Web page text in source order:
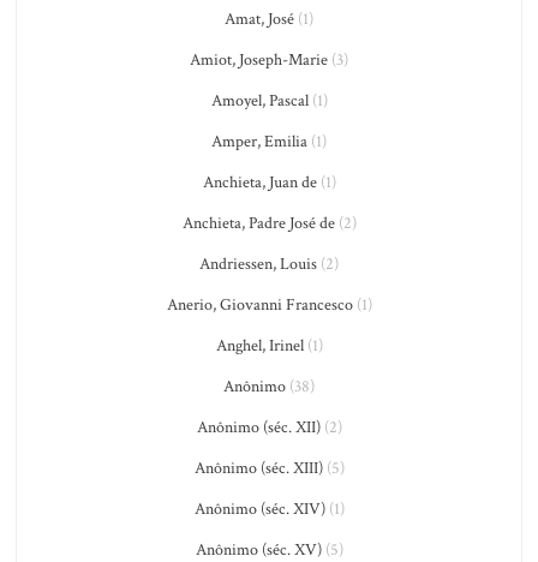
Amat, José (1)
Amiot, Joseph-Marie (3)
Amoyel, Pascal(1)
Amper, Emilia (1)
Anchieta, Juan de(1)
Anchieta, Padre José de(2)
Andriessen, Louis (2)
Anerio, Giovanni Francesco(1)
Anghel, Irinel(1)
Anônimo (38)
Anônimo (séc. XII)(2)
Anônimo (séc. XIII)(5)
Anônimo (séc. XIV)(1)
Anônimo (séc. XV)(5)